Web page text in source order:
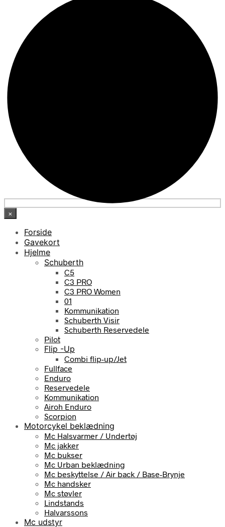
×
Forside
Gavekort
Hjelme
Schuberth
C5
C3 PRO
C3 PRO Women
01
Kommunikation
Schuberth Visir
Schuberth Reservedele
Pilot
Flip -Up
Combi flip-up/Jet
Fullface
Enduro
Reservedele
Kommunikation
Airoh Enduro
Scorpion
Motorcykel beklædning
Mc Halsvarmer / Undertøj
Mc jakker
Mc bukser
Mc Urban beklædning
Mc beskyttelse / Air back / Base-Brynje
Mc handsker
Mc støvler
Lindstands
Halvarssons
Mc udstyr